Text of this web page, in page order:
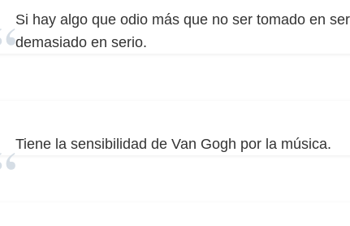
Si hay algo que odio más que no ser tomado en
demasiado en serio.
Tiene la sensibilidad de Van Gogh por la música.